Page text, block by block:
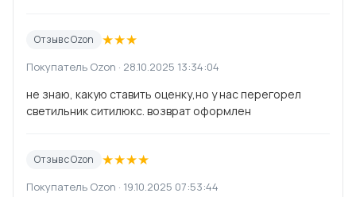
Отзыв с Ozon ★★★
Покупатель Ozon · 28.10.2025 13:34:04
не знаю, какую ставить оценку,но у нас перегорел
светильник ситилюкс. возврат оформлен
Отзыв с Ozon ★★★★
Покупатель Ozon · 19.10.2025 07:53:44